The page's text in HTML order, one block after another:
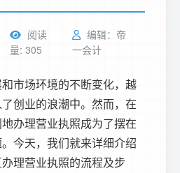
阅读
量: 305
编辑：帝
一会计
市场环境的不断变化，越
创业的浪潮中。然而，在
办理营业执照成为了摆在
今天，我们就来详细介绍
理营业执照的流程及步